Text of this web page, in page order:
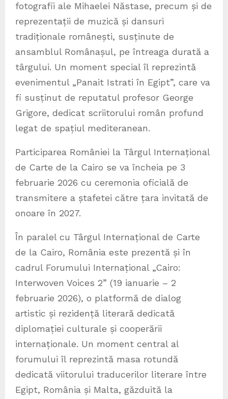
fotografii ale Mihaelei Năstase, precum și de
reprezentații de muzică și dansuri
tradiționale românești, susținute de
ansamblul Românașul, pe întreaga durată a
târgului. Un moment special îl reprezintă
evenimentul „Panait Istrati în Egipt”, care va
fi susținut de reputatul profesor George
Grigore, dedicat scriitorului român profund
legat de spațiul mediteranean.
Participarea României la Târgul Internațional
de Carte de la Cairo se va încheia pe 3
februarie 2026 cu ceremonia oficială de
transmitere a ștafetei către țara invitată de
onoare în 2027.
În paralel cu Târgul Internațional de Carte
de la Cairo, România este prezentă și în
cadrul Forumului Internațional „Cairo:
Interwoven Voices 2” (19 ianuarie – 2
februarie 2026), o platformă de dialog
artistic și rezidență literară dedicată
diplomației culturale și cooperării
internaționale. Un moment central al
forumului îl reprezintă masa rotundă
dedicată viitorului traducerilor literare între
Egipt, România și Malta, găzduită la